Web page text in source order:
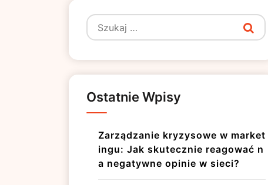
Szukaj:
Ostatnie Wpisy
Zarządzanie kryzysowe w market
ingu: Jak skutecznie reagować n
a negatywne opinie w sieci?